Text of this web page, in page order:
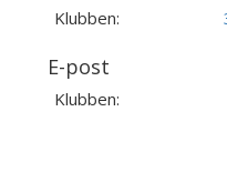
Klubben:
E-post
Klubben: